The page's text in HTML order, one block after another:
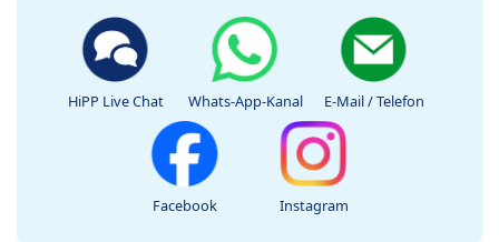
HiPP Live Chat Whats-App-Kanal E-Mail / Telefon
Facebook Instagram